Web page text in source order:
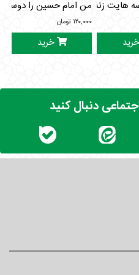
هایت زندگی کردن خوش است
خرید
من امام حسین را دوست
۱۲۰,۰۰۰ تومان
خرید
دنبال کنید